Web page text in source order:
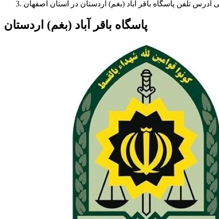
آدرس تلفن پاسگاه باقر آباد (بغم) اردستان در استان اصفهان
پاسگاه باقر آباد (بغم) اردستان